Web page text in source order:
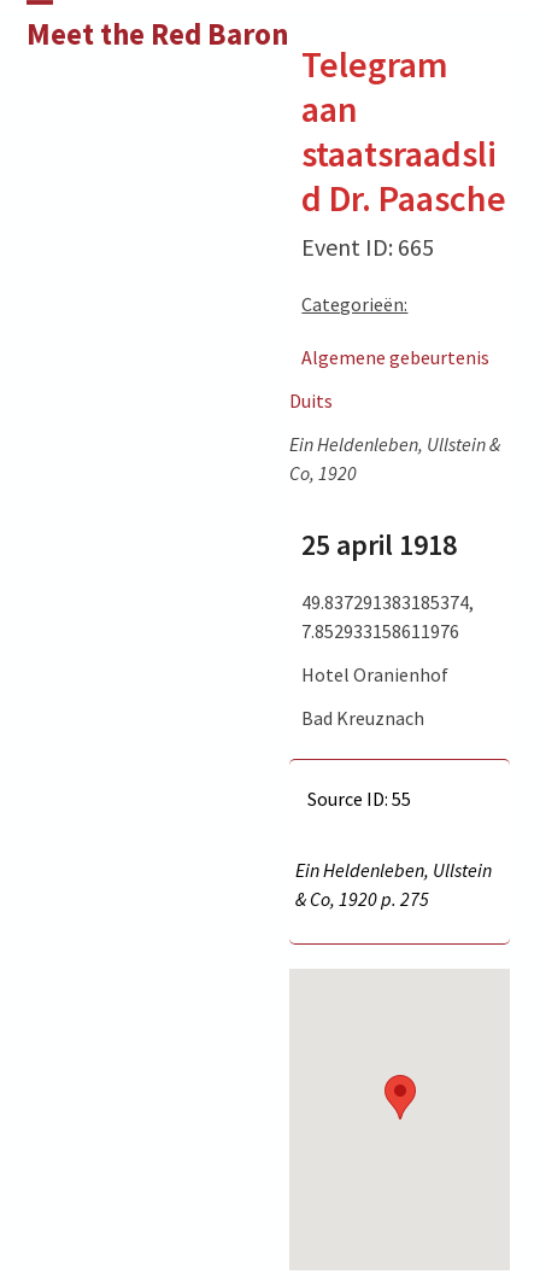
Meet the Red Baron
Open
Close
Telegram
aan
staatsraadsli
d Dr. Paasche
Event ID: 665
Categorieën:
Algemene gebeurtenis
Duits
Ein Heldenleben, Ullstein &
Co, 1920
25 april 1918
49.837291383185374,
7.852933158611976
Hotel Oranienhof
Bad Kreuznach
Source ID: 55
Ein Heldenleben, Ullstein
& Co, 1920 p.275